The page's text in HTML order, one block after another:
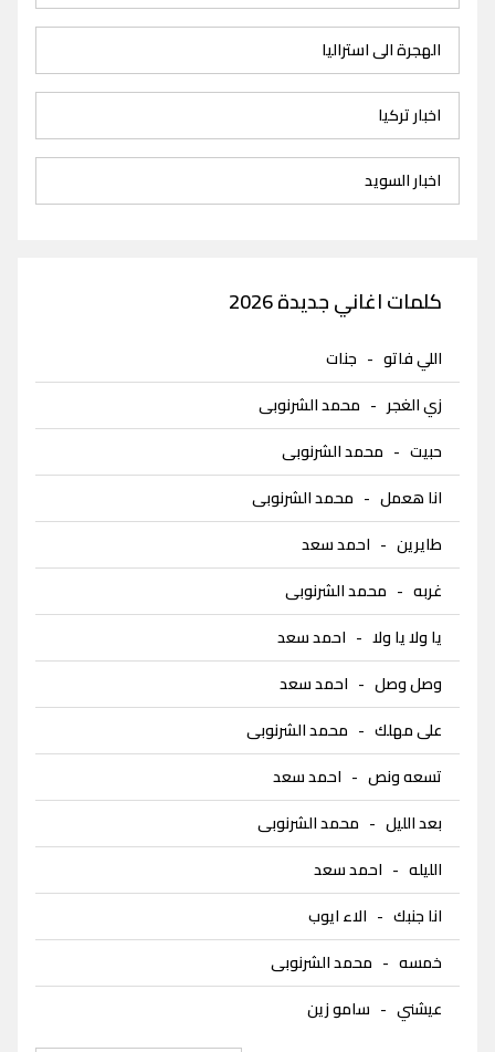
الهجرة الى استراليا
اخبار تركيا
اخبار السويد
كلمات اغاني جديدة 2026
اللي فاتو - جنات
زي الغجر - محمد الشرنوبى
حبيت - محمد الشرنوبى
انا هعمل - محمد الشرنوبى
طايرين - احمد سعد
غربه - محمد الشرنوبى
يا ولا يا ولا - احمد سعد
وصل وصل - احمد سعد
على مهلك - محمد الشرنوبى
تسعه ونص - احمد سعد
بعد الليل - محمد الشرنوبى
الليله - احمد سعد
انا جنبك - الاء ايوب
خمسه - محمد الشرنوبى
عيشني - سامو زين